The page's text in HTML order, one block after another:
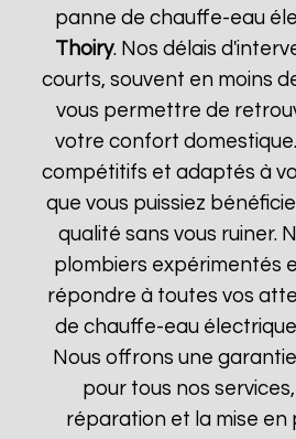
panne de chauffe-eau
Thoiry. Nos délais
courts, souvent en moins
vous permettre de
votre confort
compétitifs et adaptés à
que vous puissiez
qualité sans vous ruiner.
plombiers expérimentés
répondre à toutes vos
de chauffe-eau
Nous offrons une
pour tous nos
réparation et la mise en